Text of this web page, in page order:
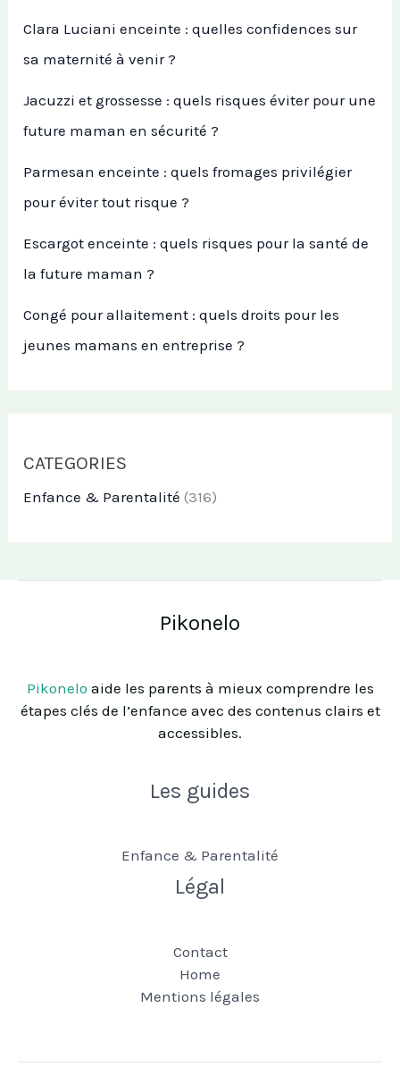
Clara Luciani enceinte : quelles confidences sur
sa maternité à venir ?
Jacuzzi et grossesse : quels risques éviter pour une
future maman en sécurité ?
Parmesan enceinte : quels fromages privilégier
pour éviter tout risque ?
Escargot enceinte : quels risques pour la santé de
la future maman ?
Congé pour allaitement : quels droits pour les
jeunes mamans en entreprise ?
CATEGORIES
Enfance & Parentalité (316)
Pikonelo
Pikonelo aide les parents à mieux comprendre les
étapes clés de l’enfance avec des contenus clairs et
accessibles.
Les guides
Enfance & Parentalité
Légal
Contact
Home
Mentions légales